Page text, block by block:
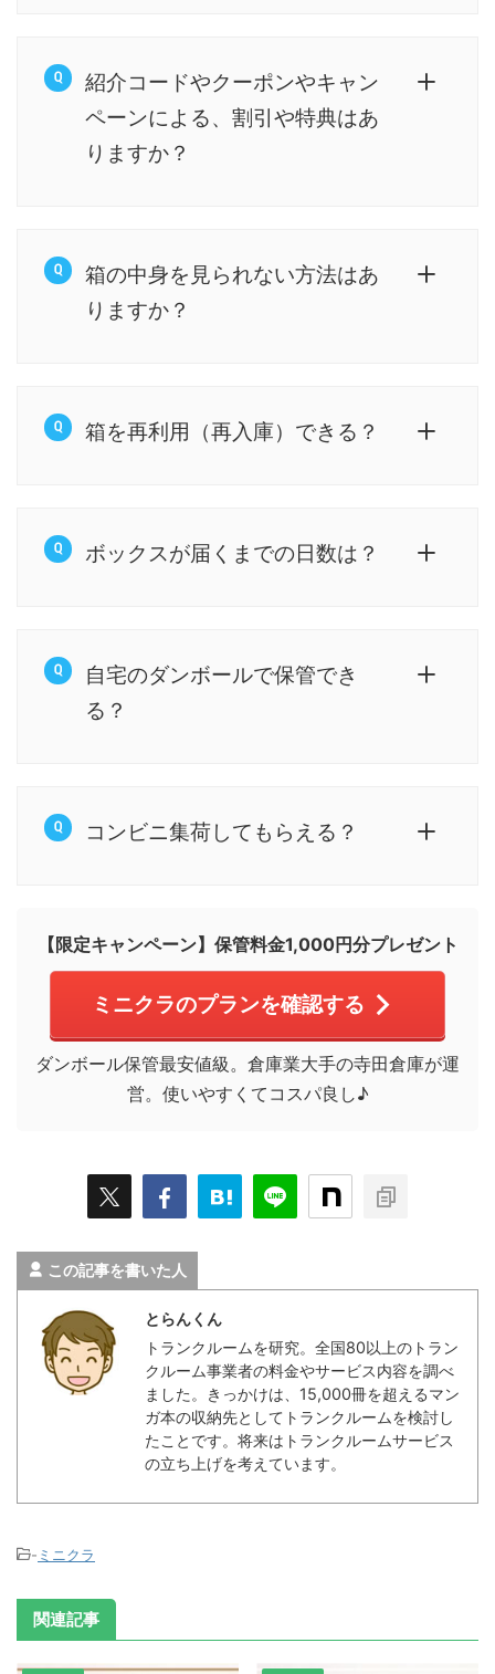
紹介コードやクーポンやキャン
ペーンによる、割引や特典はあ
りますか？
箱の中身を見られない方法はあ
りますか？
箱を再利用（再入庫）できる？
ボックスが届くまでの日数は？
自宅のダンボールで保管でき
る？
コンビニ集荷してもらえる？
【限定キャンペーン】保管料金1,000円分プレゼント
ミニクラのプランを確認する
ダンボール保管最安値級。倉庫業大手の寺田倉庫が運
営。使いやすくてコスパ良し♪
この記事を書いた人
とらんくん
トランクルームを研究。全国80以上のトラン
クルーム事業者の料金やサービス内容を調べ
ました。きっかけは、15,000冊を超えるマン
ガ本の収納先としてトランクルームを検討し
たことです。将来はトランクルームサービス
の立ち上げを考えています。
- ミニクラ
関連記事